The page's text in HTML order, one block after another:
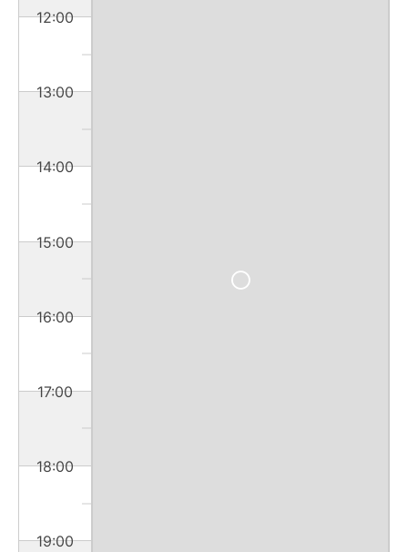
12:00
13:00
14:00
15:00
16:00
17:00
18:00
19:00